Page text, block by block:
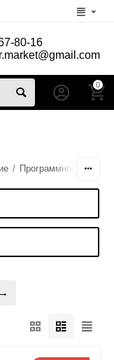
80-16
0
/ Программное